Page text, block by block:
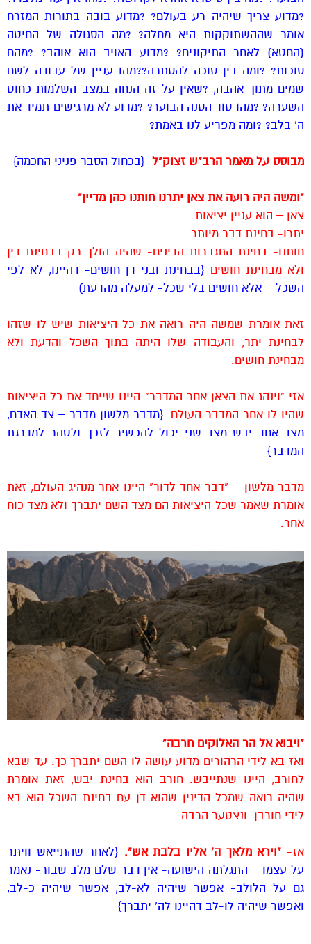
?מדוע צריך שיהיה רע בעולם? ?מדוע בובה בתורות המזרח
אומר שההשתוקקות היא מחלה? ?מה הסגולה של החיטה
(החטא) לאחר התיקונים? ?מדוע האויב הוא אוהב? ?מהם
סוכות? ?ומה בין סוכה להסתרה??מהו עניין של עבודה לשם
שמים מתוך אהבה, ?שאין על זה הנחה במצב השלמות כחוט
השערה? ?מהו סוד הסנה הבוער? ?מדוע לא מרגישים תמיד את
ה' בלב? ?ומה מפריע לנו באמת?
מבוסס על מאמר הרב"ש זצוק"ל {בכחול הסבר פניני החכמה}
"ומשה היה רועה את צאן יתרנו חותנו כהן מדיין"
צאן – הוא עניין יציאות.
יתרו- בחינת דבר מיותר
חותנו- בחינת התגברות הדינים- שהיה הולך רק בבחינת דין
ולא מבחינת חושים {בבחינת ובני דן חושים- דהיינו, לא לפי
השכל – אלא חושים בלי שכל- למעלה מהדעת)
זאת אומרת שמשה היה רואה את כל היציאות שיש לו שזהו
לבחינת יתר, והעבודה שלו היתה בתוך השכל והדעת ולא
מבחינת חושים.
אזי "וינהג את הצאן אחר המדבר" היינו שייחד את כל היציאות
שהיו לו אחר המדבר העולם. {מדבר מלשון מדבר – צד האדם,
מצד אחד יבש מצד שני יכול להכשיר לזכך ולטהר למדרגת
המדבר}
מדבר מלשון – "דבר אחד לדור" היינו אחר מנהיג העולם, זאת
אומרת שאמר שכל היציאות הם מצד השם יתברך ולא מצד כוח
אחר.
"ויבוא אל הר האלוקים חרבה"
ואז בא לידי הרהורים מדוע עושה לו השם יתברך כך. עד שבא
לחורב, היינו שנתייבש. חורב הוא בחינת יבש, זאת אומרת
שהיה רואה שמכל הדינין שהוא דן עם בחינת השכל הוא בא
לידי חורבן. ונצטער הרבה.
אז- "וירא מלאך ה' אליו בלבת אש". {לאחר שהתייאש וויתר
על עצמו – התגלתה הישועה- אין דבר שלם מלב שבור- נאמר
גם על הלולב- אפשר שיהיה לא-לב, אפשר שיהיה כ-לב,
ואפשר שיהיה לו-לב דהיינו לה' יתברך}